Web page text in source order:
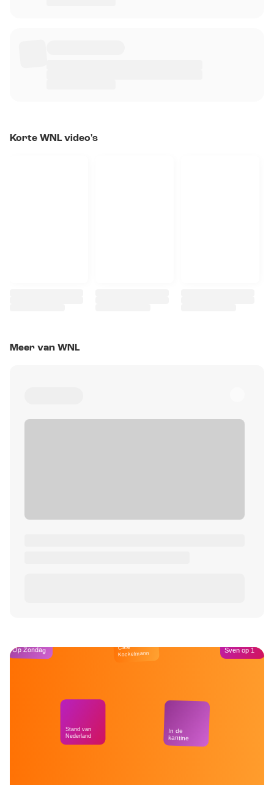
Korte WNL video's
Meer van WNL
Op Zondag
Stand van
Nederland
Café
Kockelmann
In de
kantine
Sven op 1